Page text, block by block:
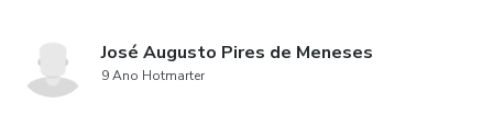
José Augusto Pires de Meneses
9 Ano Hotmarter